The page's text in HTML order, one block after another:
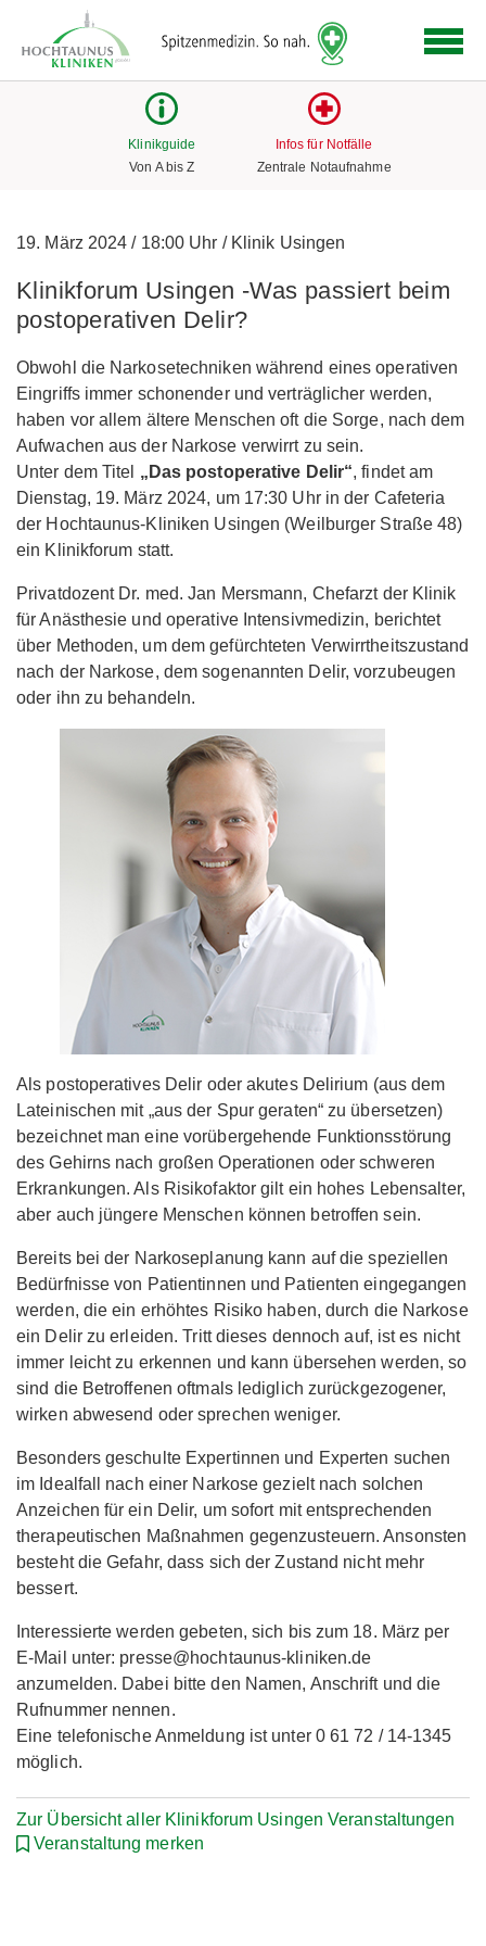
Link
zur
Klinikguide
Von A bis Z
Infos für Notfälle
Zentrale Notaufnahme
19. März 2024/18:00 Uhr /Klinik Usingen
Klinikforum Usingen -Was passiert beim
postoperativen Delir?
Obwohl die Narkosetechniken während eines operativen
Eingriffs immer schonender und verträglicher werden,
haben vor allem ältere Menschen oft die Sorge, nach dem
Aufwachen aus der Narkose verwirrt zu sein.
Unter dem Titel „Das postoperative Delir“, findet am
Dienstag, 19. März 2024, um 17:30 Uhr in der Cafeteria
der Hochtaunus-Kliniken Usingen (Weilburger Straße 48)
ein Klinikforum statt.
Privatdozent Dr. med. Jan Mersmann, Chefarzt der Klinik
für Anästhesie und operative Intensivmedizin, berichtet
über Methoden, um dem gefürchteten Verwirrtheitszustand
nach der Narkose, dem sogenannten Delir, vorzubeugen
oder ihn zu behandeln.
Als postoperatives Delir oder akutes Delirium (aus dem
Lateinischen mit „aus der Spur geraten“ zu übersetzen)
bezeichnet man eine vorübergehende Funktionsstörung
des Gehirns nach großen Operationen oder schweren
Erkrankungen. Als Risikofaktor gilt ein hohes Lebensalter,
aber auch jüngere Menschen können betroffen sein.
Bereits bei der Narkoseplanung kann auf die speziellen
Bedürfnisse von Patientinnen und Patienten eingegangen
werden, die ein erhöhtes Risiko haben, durch die Narkose
ein Delir zu erleiden. Tritt dieses dennoch auf, ist es nicht
immer leicht zu erkennen und kann übersehen werden, so
sind die Betroffenen oftmals lediglich zurückgezogener,
wirken abwesend oder sprechen weniger.
Besonders geschulte Expertinnen und Experten suchen
im Idealfall nach einer Narkose gezielt nach solchen
Anzeichen für ein Delir, um sofort mit entsprechenden
therapeutischen Maßnahmen gegenzusteuern. Ansonsten
besteht die Gefahr, dass sich der Zustand nicht mehr
bessert.
Interessierte werden gebeten, sich bis zum 18. März per
E-Mail unter: presse@hochtaunus-kliniken.de
anzumelden. Dabei bitte den Namen, Anschrift und die
Rufnummer nennen.
Eine telefonische Anmeldung ist unter 0 61 72 / 14-1345
möglich.
Zur Übersicht aller Klinikforum Usingen Veranstaltungen
Veranstaltung merken